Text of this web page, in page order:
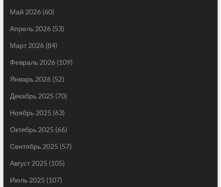
Май 2026(60)
Апрель 2026(53)
Март 2026(84)
Февраль 2026(109)
Январь 2026(52)
Декабрь 2025 (70)
Ноябрь 2025 (63)
Октябрь 2025 (66)
Сентябрь 2025 (57)
Август 2025 (105)
Июль 2025 (107)